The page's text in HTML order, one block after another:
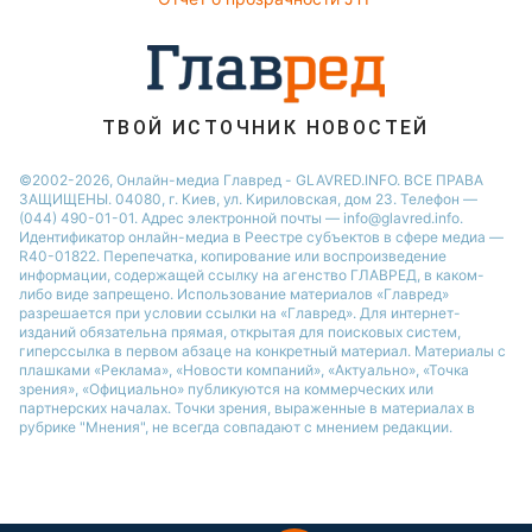
Советы от Андре Тана
ТВОЙ ИСТОЧНИК НОВОСТЕЙ
©2002-2026, Онлайн-медиа Главред - GLAVRED.INFO. ВСЕ ПРАВА
ЗАЩИЩЕНЫ. 04080, г. Киев, ул. Кириловская, дом 23. Телефон —
(044) 490-01-01. Адрес электронной почты — info@glavred.info.
Идентификатор онлайн-медиа в Реестре cубъектов в сфере медиа —
R40-01822. Перепечатка, копирование или воспроизведение
информации, содержащей ссылку на агенство ГЛАВРЕД, в каком-
либо виде запрещено. Использование материалов «Главред»
разрешается при условии ссылки на «Главред». Для интернет-
изданий обязательна прямая, открытая для поисковых систем,
гиперссылка в первом абзаце на конкретный материал. Материалы с
плашками «Реклама», «Новости компаний», «Актуально», «Точка
зрения», «Официально» публикуются на коммерческих или
партнерских началах. Точки зрения, выраженные в материалах в
рубрике "Мнения", не всегда совпадают с мнением редакции.